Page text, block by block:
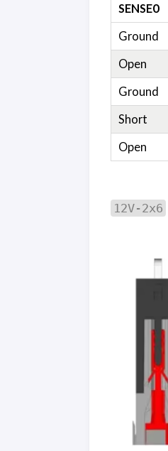
SENSE0
Ground
Open
Ground
Short
Open
12V-2x6